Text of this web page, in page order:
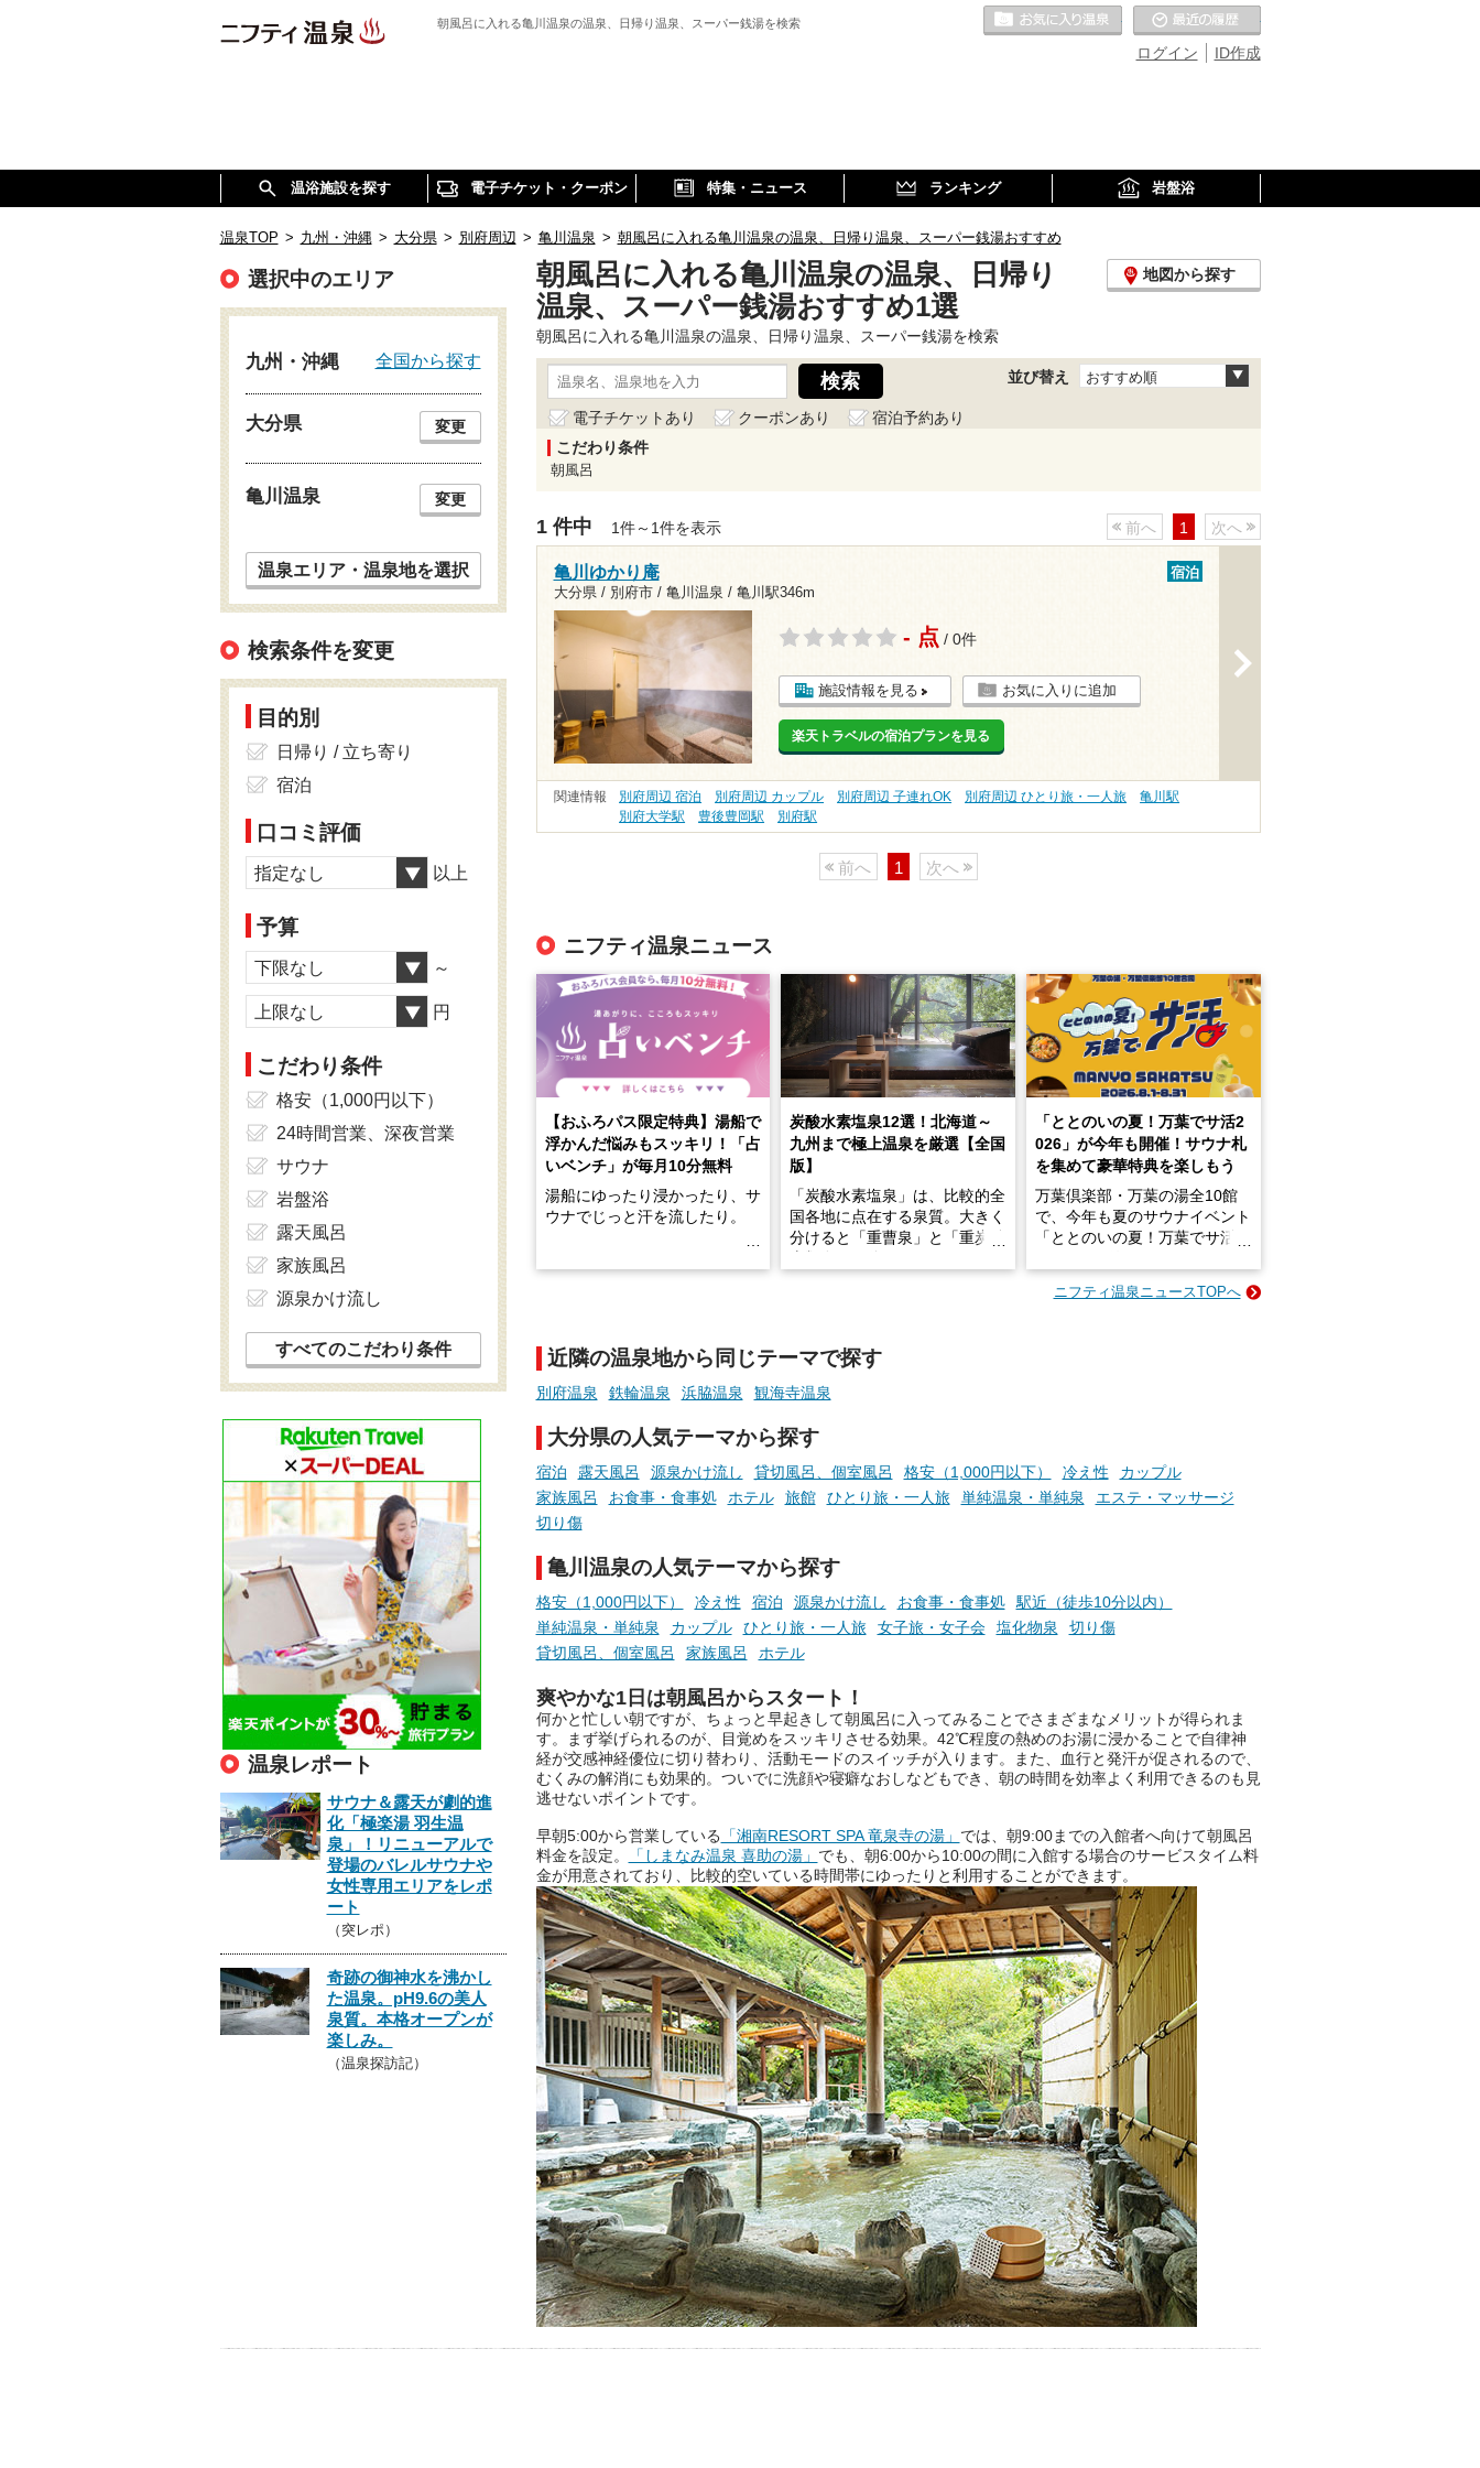
朝風呂に入れる亀川温泉の温泉、日帰り温泉、スーパー銭湯を検索
ID作成
ログイン
お気に入りの温泉
温浴施設を探す 電子チケット・クーポン 特集・ニュース ランキング 岩盤浴
温泉TOP > 九州・沖縄 > 大分県 > 別府周辺 > 亀川温泉 > 朝風呂に入れる亀川温泉の温泉、日帰り温泉、スーパー銭湯おすすめ
朝風呂に入れる亀川温泉の温泉、日帰り
温泉、スーパー銭湯おすすめ1選
地図から探す
朝風呂に入れる亀川温泉の温泉、日帰り温泉、スーパー銭湯を検索
並び替え おすすめ順
電子チケットあり クーポンあり
宿泊予約あり
こだわり条件
朝風呂
1 件中 1件～1件を表示 前へ 1 次へ
亀川ゆかり庵
大分県 / 別府市 / 亀川温泉 / 亀川駅346m
宿泊
- 点 / 0件
施設情報を見る お気に入りに追加
楽天トラベルの宿泊プランを見る
関連情報 別府周辺 宿泊 別府周辺 カップル 別府周辺 子連れOK 別府周辺 ひとり旅・一人旅
亀川駅
別府大学駅
豊後豊岡駅 別府駅
前へ 1 次へ
ニフティ温泉ニュース
【おふろパス限定特典】湯船で
浮かんだ悩みもスッキリ！「占
いベンチ」が毎月10分無料
湯船にゆったり浸かったり、サ
ウナでじっと汗を流したり。
っとした悩み」が、頭に浮かん
でくることはありませんか？
お風呂でリラックスしているか
らこそ向き合える、大切な自分
の本音。
りの温まった心のまま相談でき
たら素敵ですよね。
は、そんなあなたの心のつぶや
きをプロの占い師に相談するこ
とができるサービスです。
別なひとときを「毎月10分無
料」でご利用いただけます。
お湯で体がほぐれたら、次は占
い師さんとお話しして、心もほ
ぐしてみませんか？
炭酸水素塩泉12選！北海道～
九州まで極上温泉を厳選【全国
版】
「炭酸水素塩泉」は、比較的全
国各地に点在する泉質。大きく
分けると「重曹泉」と「重炭酸
す。
今回は筆者自ら入浴した中か
ら、日本各地にある炭酸水素塩
泉を12施設セレクト。すべて
日帰り入浴可能で、源泉かけ流
しと泉質の良さにこだわりつ
つ、万人におすすめしたい施設
「ととのいの夏！万葉でサ活2
026」が今年も開催！サウナ札
を集めて豪華特典を楽しもう
万葉倶楽部・万葉の湯全10館
で、今年も夏のサウナイベント
「ととのいの夏！万葉でサ活2
2026年8月1日（土）～8月31
さらに、各館ではアロマロウリ
ュやアウフグースなど、サウナ
好きにはたまらない多彩なイベ
───
提供元：万葉倶楽部株式会社
【PR】
ニフティ温泉ニュースTOPへ
近隣の温泉地から同じテーマで探す
別府温泉 鉄輪温泉 浜脇温泉 観海寺温泉
大分県の人気テーマから探す
宿泊 露天風呂 源泉かけ流し 貸切風呂、個室風呂 格安（1,000円以下） 冷え性
カップル
家族風呂
お食事・食事処 ホテル 旅館 ひとり旅・一人旅 単純温泉・単純泉
エステ・マッサージ
切り傷
亀川温泉の人気テーマから探す
格安（1,000円以下） 冷え性 宿泊 源泉かけ流し お食事・食事処
駅近（徒歩10分以内）
単純温泉・単純泉
カップル ひとり旅・一人旅 女子旅・女子会 塩化物泉
切り傷
貸切風呂、個室風呂
家族風呂 ホテル
爽やかな1日は朝風呂からスタート！
何かと忙しい朝ですが、ちょっと早起きして朝風呂に入ってみることでさまざまなメリットが得られま
す。まず挙げられるのが、目覚めをスッキリさせる効果。42℃程度の熱めのお湯に浸かることで自律神
経が交感神経優位に切り替わり、活動モードのスイッチが入ります。また、血行と発汗が促されるので、
むくみの解消にも効果的。ついでに洗顔や寝癖なおしなどもでき、朝の時間を効率よく利用できるのも見
逃せないポイントです。
早朝5:00から営業している 「湘南RESORT SPA 竜泉寺の湯」 では、朝9:00までの入館者へ向けて朝風呂
料金を設定。
「しまなみ温泉 喜助の湯」 でも、朝6:00から10:00の間に入館する場合のサービスタイム料
金が用意されており、比較的空いている時間帯にゆったりと利用することができます。
選択中のエリア
九州・沖縄 全国から探す
大分県 変更
亀川温泉 変更
温泉エリア・温泉地を選択
検索条件を変更
目的別
日帰り / 立ち寄り
宿泊
口コミ評価
指定なし 以上
予算
下限なし ～
上限なし 円
こだわり条件
格安（1,000円以下）
24時間営業、深夜営業
サウナ
岩盤浴
露天風呂
家族風呂
源泉かけ流し
すべてのこだわり条件
温泉レポート
サウナ＆露天が劇的進
化「極楽湯 羽生温
泉」！リニューアルで
登場のバレルサウナや
女性専用エリアをレポ
ート
（突レポ）
奇跡の御神水を沸かし
た温泉。pH9.6の美人
泉質。本格オープンが
楽しみ。
（温泉探訪記）